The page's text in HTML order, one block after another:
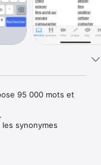
95 000 mots et
synonymes